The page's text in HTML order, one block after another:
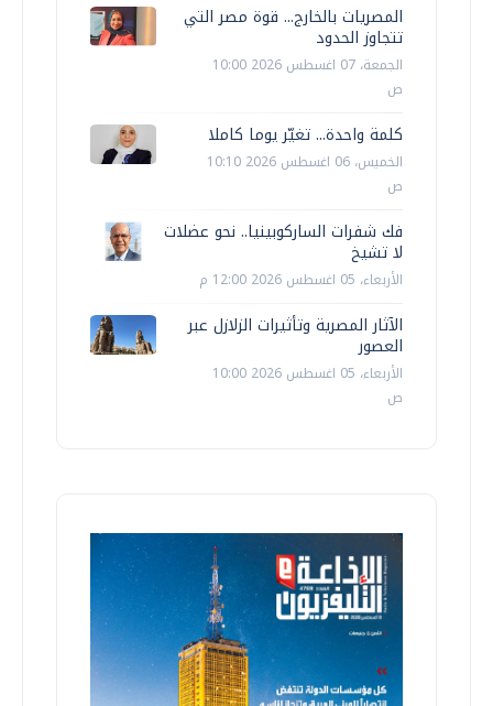
المصريات بالخارج... قوة مصر التي
تتجاوز الحدود
الجمعة، 07 اغسطس 2026 10:00
ص
كلمة واحدة... تغيّر يوما كاملا
الخميس، 06 اغسطس 2026 10:10
ص
فك شفرات الساركوبينيا.. نحو عضلات
لا تشيخ
الأربعاء، 05 اغسطس 2026 12:00 م
الآثار المصرية وتأثيرات الزلازل عبر
العصور
الأربعاء، 05 اغسطس 2026 10:00
ص